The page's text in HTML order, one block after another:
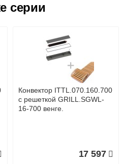
и Московской области
сайте в режиме реального
получении товара как при
деньги, Web-money,
и с НДС)
серии
Конвектор ITTL.070.160.700
с решеткой GRILL.SGWL-
16-700 венге.
17 597